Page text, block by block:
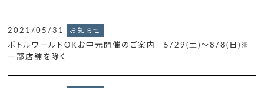
2021/05/31 お知らせ
ボトルワールドOKお中元開催のご案内 5/29(土)～8/8(日)※
一部店舗を除く